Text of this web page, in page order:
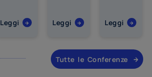
Leggi Leggi Leggi
Tutte le Conferenze